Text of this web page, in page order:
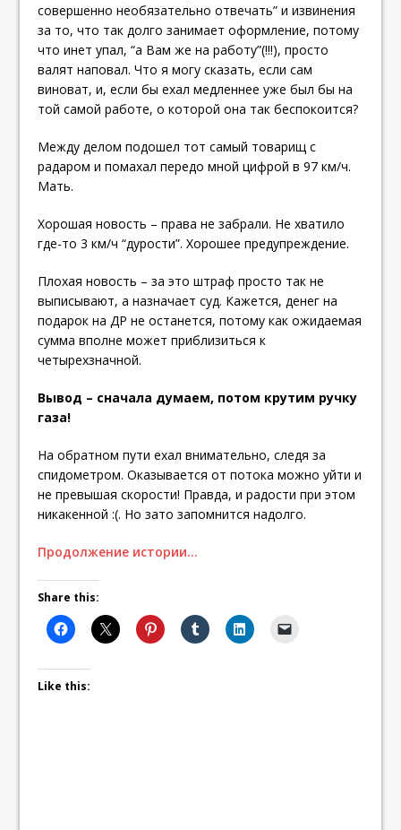
совершенно необязательно отвечать” и извинения
за то, что так долго занимает оформление, потому
что инет упал, “а Вам же на работу”(!!!), просто
валят наповал. Что я могу сказать, если сам
виноват, и, если бы ехал медленнее уже был бы на
той самой работе, о которой она так беспокоится?
Между делом подошел тот самый товарищ с
радаром и помахал передо мной цифрой в 97 км/ч.
Мать.
Хорошая новость – права не забрали. Не хватило
где-то 3 км/ч “дурости”. Хорошее предупреждение.
Плохая новость – за это штраф просто так не
выписывают, а назначает суд. Кажется, денег на
подарок на ДР не останется, потому как ожидаемая
сумма вполне может приблизиться к
четырехзначной.
Вывод – сначала думаем, потом крутим ручку
газа!
На обратном пути ехал внимательно, следя за
спидометром. Оказывается от потока можно уйти и
не превышая скорости! Правда, и радости при этом
никакенной :(. Но зато запомнится надолго.
Продолжение истории…
Share this:
Like this: